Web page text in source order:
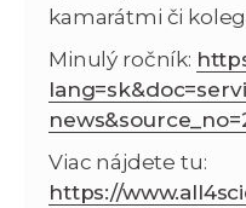
kamarátmi či
Minulý ročník:
Viac nájdete tu:
https://